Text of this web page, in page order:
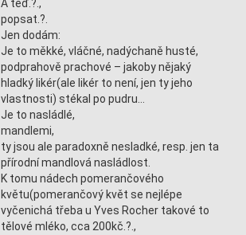
A teď.?.,
popsat.?.
Jen dodám:
Je to měkké, vláčné, nadýchaně husté,
podprahově prachové – jakoby nějaký
hladký likér(ale likér to není, jen ty jeho
vlastnosti) stékal po pudru…
Je to nasládlé,
mandlemi,
ty jsou ale paradoxně nesladké, resp. jen ta
přírodní mandlová nasládlost.
K tomu nádech pomerančového
květu(pomerančový květ se nejlépe
vyčenichá třeba u Yves Rocher takové to
tělové mléko, cca 200kč.?.,